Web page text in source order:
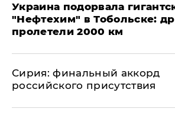
Украина подорвала
"Нефтехим" в Тобольске:
пролетели 2000 км
​Сирия: финальный аккорд
российского присутствия